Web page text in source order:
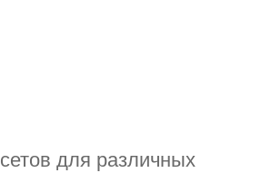
для различных